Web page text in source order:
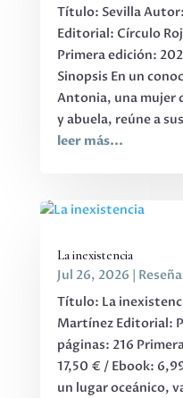
Título: Sevilla
Editorial: Círculo
Primera edición:
Sinopsis En un
Antonia, una mujer
y abuela, reúne a
leer más...
La inexistencia
Jul 26, 2026
Título: La
Martínez Editorial:
páginas: 216
17,50 € / Ebook:
un lugar oceánico,